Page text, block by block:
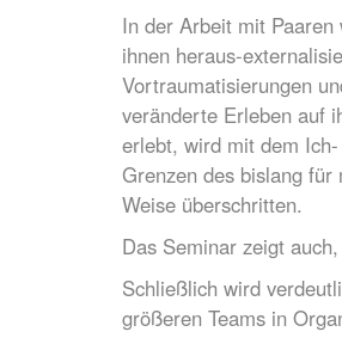
In der Arbeit mit
ihnen heraus-
Vortraumatisierungen
veränderte Erleben auf
erlebt, wird mit dem
Grenzen des bislang
Weise überschritten.
Das Seminar zeigt
Schließlich wird
größeren Teams in